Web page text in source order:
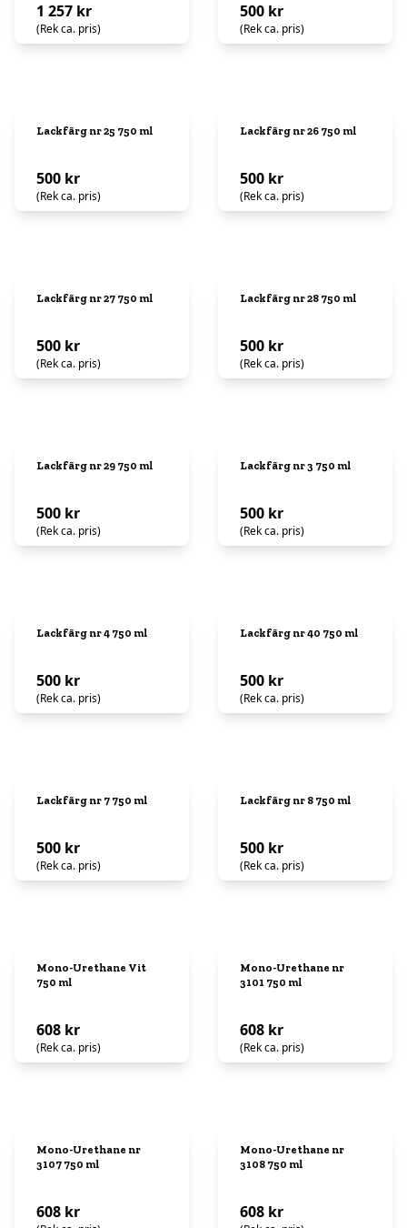
1 257 kr
(Rek ca. pris)
500 kr
(Rek ca. pris)
Lackfärg nr 25 750 ml
500 kr
(Rek ca. pris)
Lackfärg nr 26 750 ml
500 kr
(Rek ca. pris)
Lackfärg nr 27 750 ml
500 kr
(Rek ca. pris)
Lackfärg nr 28 750 ml
500 kr
(Rek ca. pris)
Lackfärg nr 29 750 ml
500 kr
(Rek ca. pris)
Lackfärg nr 3 750 ml
500 kr
(Rek ca. pris)
Lackfärg nr 4 750 ml
500 kr
(Rek ca. pris)
Lackfärg nr 40 750 ml
500 kr
(Rek ca. pris)
Lackfärg nr 7 750 ml
500 kr
(Rek ca. pris)
Lackfärg nr 8 750 ml
500 kr
(Rek ca. pris)
Mono-Urethane Vit
750 ml
608 kr
(Rek ca. pris)
Mono-Urethane nr
3101 750 ml
608 kr
(Rek ca. pris)
Mono-Urethane nr
3107 750 ml
608 kr
Mono-Urethane nr
3108 750 ml
608 kr